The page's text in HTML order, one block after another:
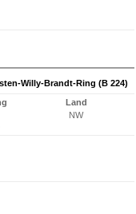
Willy-Brandt-Ring (B 224)
Land
NW